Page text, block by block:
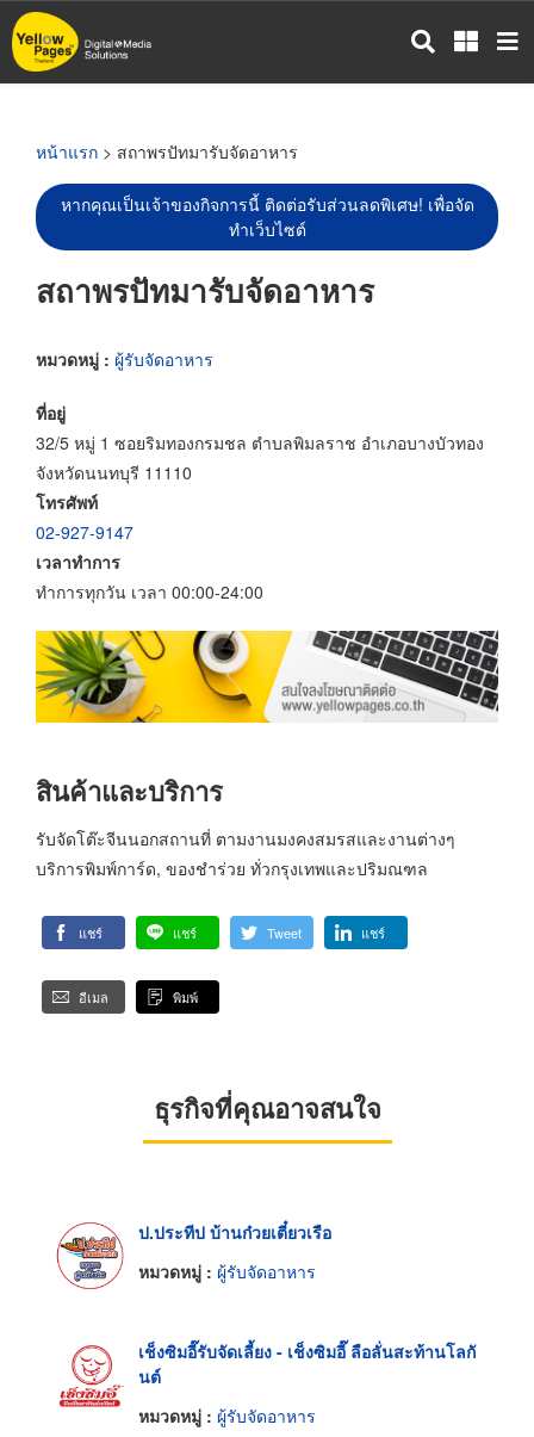
ข้าม
ไป
หน้าแรก > สถาพรปัทมารับจัดอาหาร
หากคุณเป็นเจ้าของกิจการนี้ ติดต่อรับส่วนลดพิเศษ! เพื่อจัด
ทำเว็บไซต์
สถาพรปัทมารับจัดอาหาร
หมวดหมู่ : ผู้รับจัดอาหาร
ที่อยู่
32/5 หมู่ 1 ซอยริมทองกรมชล ตำบลพิมลราช อำเภอบางบัวทอง
จังหวัดนนทบุรี 11110
โทรศัพท์
02-927-9147
เวลาทำการ
ทำการทุกวัน เวลา 00:00-24:00
สินค้าและบริการ
รับจัดโต๊ะจีนนอกสถานที่ ตามงานมงคงสมรสและงานต่างๆ
บริการพิมพ์การ์ด, ของชำร่วย ทั่วกรุงเทพและปริมณฑล
แชร์ แชร์ Tweet แชร์
อีเมล พิมพ์
ธุรกิจที่คุณอาจสนใจ
ป.ประทีป บ้านก๋วยเตี๋ยวเรือ
หมวดหมู่ : ผู้รับจัดอาหาร
เช็งซิมอี๊รับจัดเลี้ยง - เช็งซิมอี๊ ลือลั่นสะท้านโลกั
นต์
หมวดหมู่ : ผู้รับจัดอาหาร